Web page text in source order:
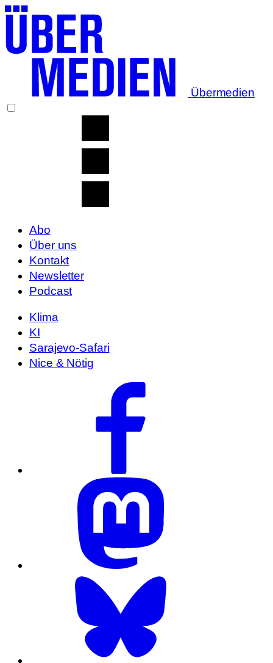
Übermedien
Abo
Über uns
Kontakt
Newsletter
Podcast
Klima
KI
Sarajevo-Safari
Nice & Nötig